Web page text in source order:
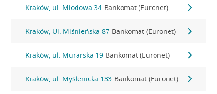
Kraków, ul. Miodowa 34 Bankomat (Euronet)
Kraków, Ul. Miśnieńska 87 Bankomat (Euronet)
Kraków, ul. Murarska 19 Bankomat (Euronet)
Kraków, ul. Myślenicka 133 Bankomat (Euronet)